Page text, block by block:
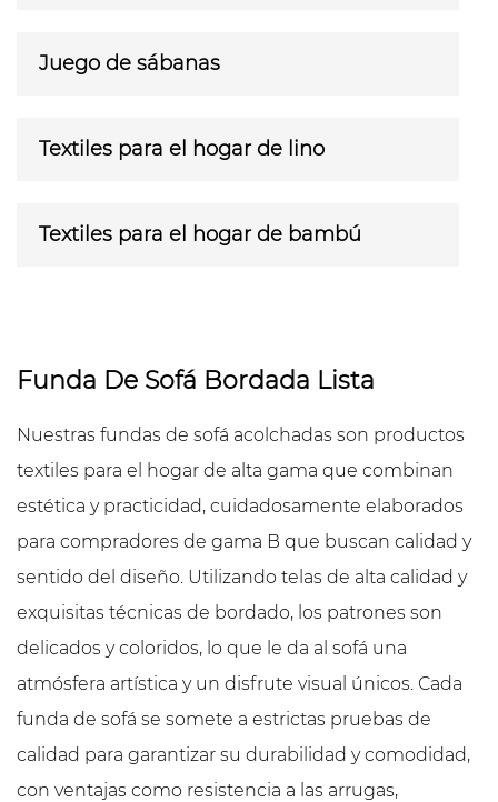
Juego de sábanas
Textiles para el hogar de lino
Textiles para el hogar de bambú
Funda De Sofá Bordada Lista
Nuestras fundas de sofá acolchadas son productos
textiles para el hogar de alta gama que combinan
estética y practicidad, cuidadosamente elaborados
para compradores de gama B que buscan calidad y
sentido del diseño. Utilizando telas de alta calidad y
exquisitas técnicas de bordado, los patrones son
delicados y coloridos, lo que le da al sofá una
atmósfera artística y un disfrute visual únicos. Cada
funda de sofá se somete a estrictas pruebas de
calidad para garantizar su durabilidad y comodidad,
con ventajas como resistencia a las arrugas,